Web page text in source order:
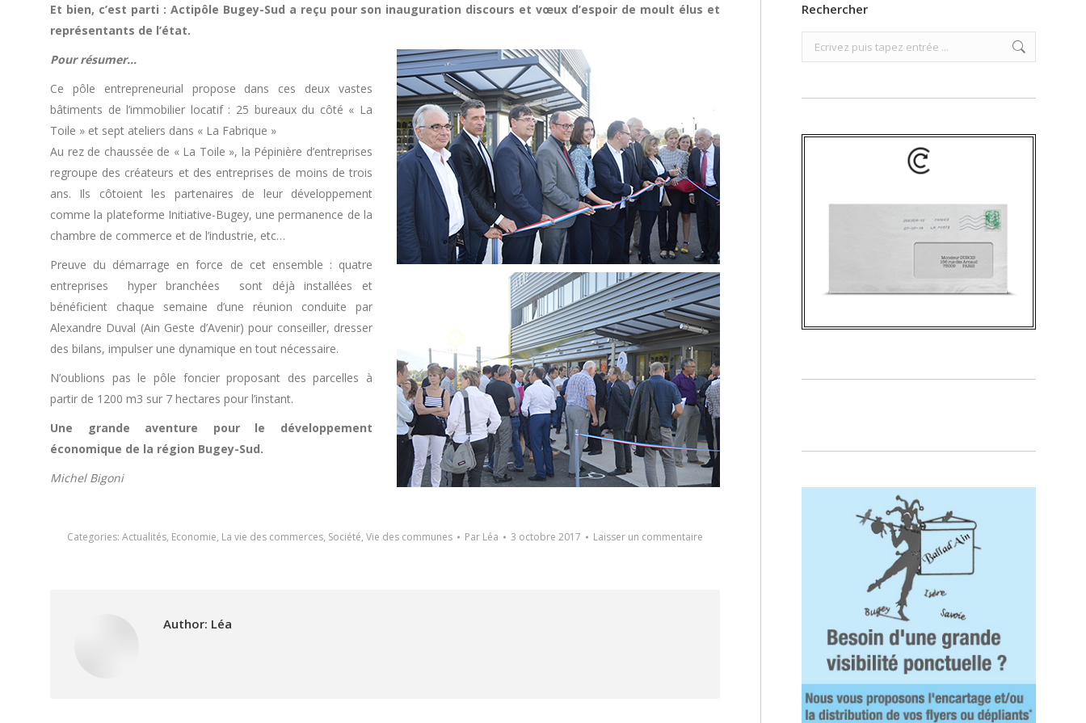
Et bien, c’est parti : Actipôle Bugey-Sud a reçu pour son inauguration discours et vœux d’espoir de moult élus et
représentants de l’état.
Pour résumer…
Ce pôle entrepreneurial propose dans ces deux vastes
bâtiments de l’immobilier locatif : 25 bureaux du côté « La
Toile » et sept ateliers dans « La Fabrique »
Au rez de chaussée de « La Toile », la Pépinière d’entreprises
regroupe des créateurs et des entreprises de moins de trois
ans. Ils côtoient les partenaires de leur développement
comme la plateforme Initiative-Bugey, une permanence de la
chambre de commerce et de l’industrie, etc…
Preuve du démarrage en force de cet ensemble : quatre
entreprises hyper branchées sont déjà installées et
bénéficient chaque semaine d’une réunion conduite par
Alexandre Duval (Ain Geste d’Avenir) pour conseiller, dresser
des bilans, impulser une dynamique en tout nécessaire.
N’oublions pas le pôle foncier proposant des parcelles à
partir de 1200 m3 sur 7 hectares pour l’instant.
Une grande aventure pour le développement
économique de la région Bugey-Sud.
Michel Bigoni
Categories: Actualités, Economie, La vie des commerces, Société, Vie des communes Par Léa 3 octobre 2017 Laisser un commentaire
Author: Léa
Rechercher
Search: